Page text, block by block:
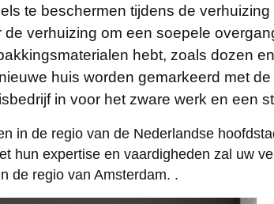
te beschermen tijdens de verhuizing
verhuizing om een soepele
hebt, zoals dozen
huis worden gemarkeerd met
in voor het zware werk en een
in de regio van de Nederlandse
hun expertise en vaardigheden zal uw
de regio van Amsterdam. .